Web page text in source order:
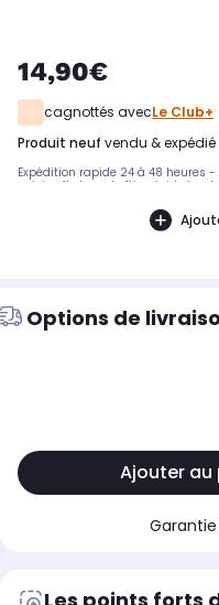
14,90€
cagnottés avecLe Club+
produit neuf vendu &
Expédition rapide 24 à 48 heures -
suivie offerte en boîtier rigide
Options de
Ajouter au